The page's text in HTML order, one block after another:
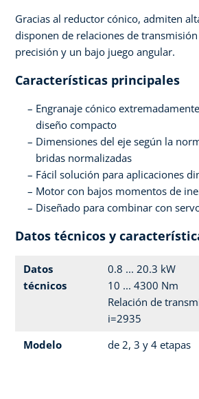
Gracias al reductor cónico, admiten
disponen de relaciones de
precisión y un bajo juego angular.
Características principales
Engranaje cónico
diseño compacto
Dimensiones del eje según la
bridas normalizadas
Fácil solución para aplicaciones
Motor con bajos momentos de
Diseñado para combinar con
Datos técnicos y
Datos
técnicos
0.8 ... 20.3 kW
10 ... 4300 Nm
Relación de
i=2935
Modelo
de 2, 3 y 4 etapas